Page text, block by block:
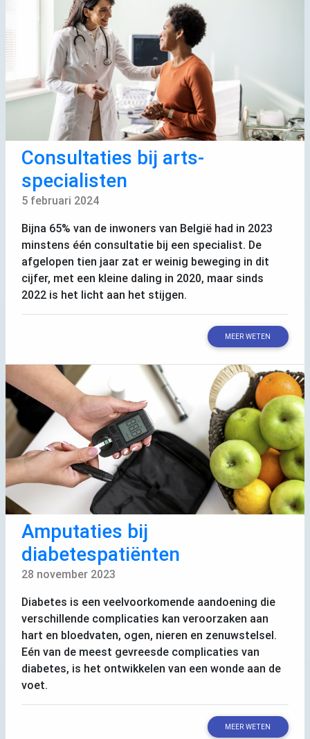
Consultaties bij arts-
specialisten
5 februari 2024
Bijna 65% van de inwoners van België had in 2023
minstens één consultatie bij een specialist. De
afgelopen tien jaar zat er weinig beweging in dit
cijfer, met een kleine daling in 2020, maar sinds
2022 is het licht aan het stijgen.
MEER WETEN
Amputaties bij
diabetespatiënten
28 november 2023
Diabetes is een veelvoorkomende aandoening die
verschillende complicaties kan veroorzaken aan
hart en bloedvaten, ogen, nieren en zenuwstelsel.
Eén van de meest gevreesde complicaties van
diabetes, is het ontwikkelen van een wonde aan de
voet.
MEER WETEN